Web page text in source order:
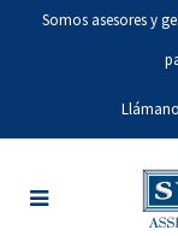
Somos asesores y